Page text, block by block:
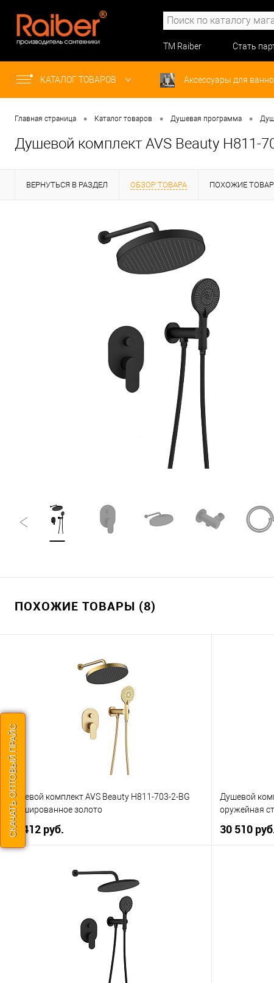
ТМ Raiber Стать
КАТАЛОГ ТОВАРОВ Аксессуары для
Главная страница • Каталог товаров • Душевая программа •
Душевой комплект AVS Beauty Н811-
ВЕРНУТЬСЯ В РАЗДЕЛ ОБЗОР ТОВАРА ПОХОЖИЕ
ПОХОЖИЕ ТОВАРЫ (8)
Душевой комплект AVS Beauty Н811-703-2-BG
брашированное золото
31 412 руб.
К сравнению
Душевой
оружейная
30 510
СКАЧАТЬ ОПТОВЫЙ ПРАЙС